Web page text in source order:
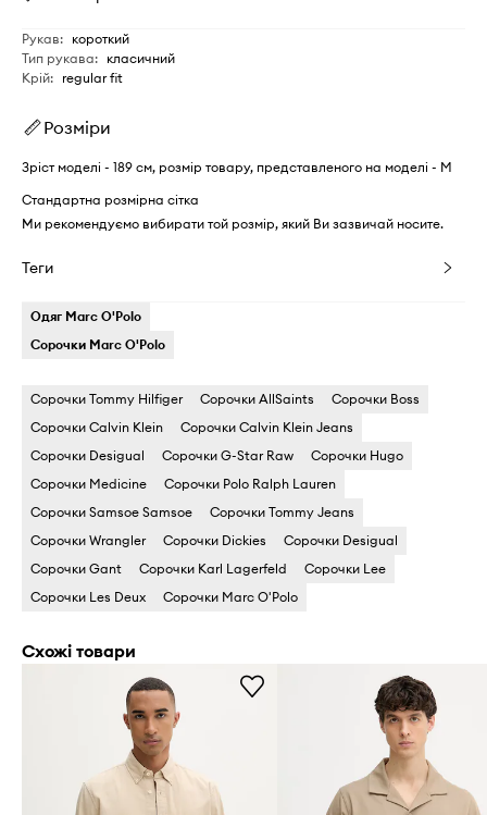
Рукав: короткий
Тип рукава: класичний
Крій: regular fit
Розміри
Зріст моделі - 189 см, розмір товару, представленого на моделі - M
Стандартна розмірна сітка
Ми рекомендуємо вибирати той розмір, який Ви зазвичай носите.
Теги
Одяг Marc O'Polo
Сорочки Marc O'Polo
Сорочки Tommy Hilfiger Сорочки AllSaints
Сорочки Boss
Сорочки Calvin Klein
Сорочки Calvin Klein Jeans
Сорочки Desigual
Сорочки G-Star Raw
Сорочки Hugo
Сорочки Medicine
Сорочки Polo Ralph Lauren
Сорочки Samsoe Samsoe
Сорочки Tommy Jeans
Сорочки Wrangler
Сорочки Dickies
Сорочки Desigual
Сорочки Gant
Сорочки Karl Lagerfeld
Сорочки Lee
Сорочки Les Deux
Сорочки Marc O'Polo
Схожі товари